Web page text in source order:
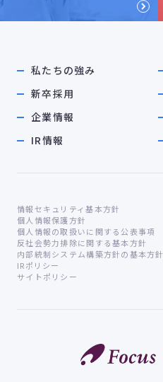
私たちの強み
新卒採用
企業情報
IR情報
情報セキュリティ基本方針
個人情報保護方針
個人情報の取扱いに関する公表事項
反社会勢力排除に関する基本方針
内部統制システム構築方針の基本方針
IRポリシー
サイトポリシー